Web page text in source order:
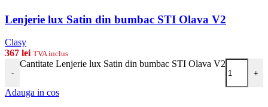
Lenjerie lux Satin din bumbac STI Olava V2
Clasy
367 lei TVA inclus
-
Cantitate Lenjerie lux Satin din bumbac STI Olava V2
+
Adauga in cos